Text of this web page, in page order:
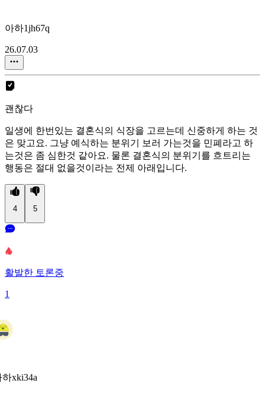
아하1jh67q
26.07.03
괜찮다
일생에 한번있는 결혼식의 식장을 고르는데 신중하게 하는 것
은 맞고요. 그냥 예식하는 분위기 보러 가는것을 민폐라고 하
는것은 좀 심한것 같아요. 물론 결혼식의 분위기를 흐트리는
행동은 절대 없을것이라는 전제 아래입니다.
4 5
활발한 토론중
1
하xki34a